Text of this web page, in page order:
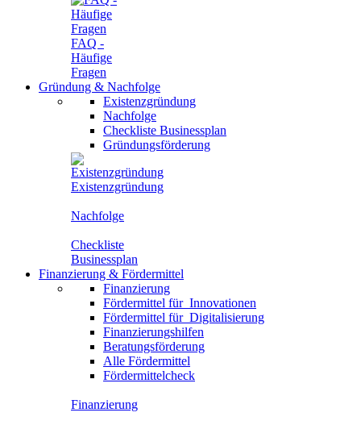
FAQ -
Häufige
Fragen
Gründung & Nachfolge
Existenzgründung
Nachfolge
Checkliste Businessplan
Gründungsförderung
Existenzgründung
Nachfolge
Checkliste
Businessplan
Finanzierung & Fördermittel
Finanzierung
Fördermittel für Innovationen
Fördermittel für Digitalisierung
Finanzierungshilfen
Beratungsförderung
Alle Fördermittel
Fördermittelcheck
Finanzierung